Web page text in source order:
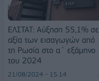
ΕΛΣΤΑΤ: Αύξηση 55,1% σε
αξία των εισαγωγών από
τη Ρωσία στο α΄ εξάμηνο
του 2024
21/08/2024 - 15:14